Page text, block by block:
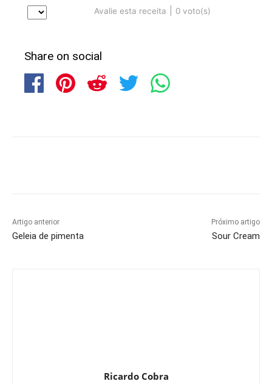
Avalie esta receita 0 voto(s)
Share on social
Artigo anterior
Geleia de pimenta
Próximo artigo
Sour Cream
Ricardo Cobra